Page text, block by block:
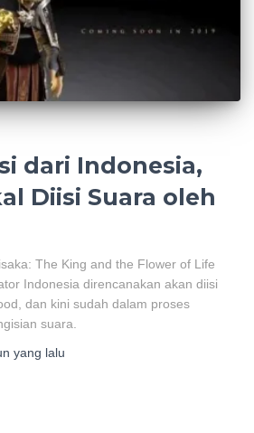
dari Indonesia,
Diisi Suara oleh
The King and the Flower of Life
Indonesia direncanakan akan diisi
dan kini sudah dalam proses
suara.
yang lalu